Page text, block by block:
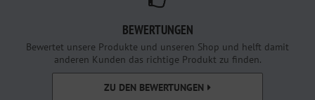
BEWERTUNGEN
Bewertet unsere Produkte und unseren Shop und helft damit
anderen Kunden das richtige Produkt zu finden.
ZU DEN BEWERTUNGEN